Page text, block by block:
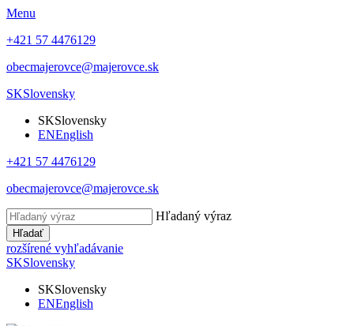
Menu
+421 57 4476129
obecmajerovce@majerovce.sk
SKSlovensky
SKSlovensky
ENEnglish
+421 57 4476129
obecmajerovce@majerovce.sk
Hľadaný výraz
Hľadať
rozšírené vyhľadávanie
SKSlovensky
SKSlovensky
ENEnglish